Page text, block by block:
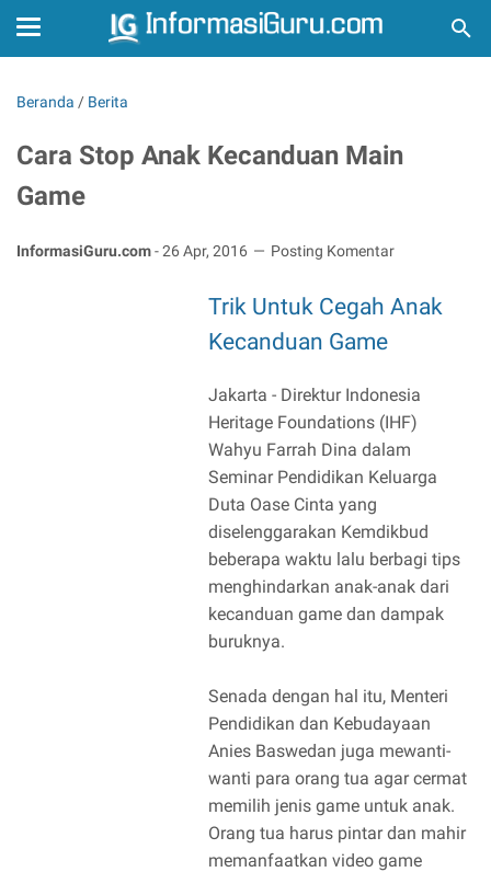
Beranda / Berita
Cara Stop Anak Kecanduan Main
Game
InformasiGuru.com-26 Apr, 2016 Posting Komentar
Trik Untuk Cegah Anak
Kecanduan Game
Jakarta - Direktur Indonesia
Heritage Foundations (IHF)
Wahyu Farrah Dina dalam
Seminar Pendidikan Keluarga
Duta Oase Cinta yang
diselenggarakan Kemdikbud
beberapa waktu lalu berbagi tips
menghindarkan anak-anak dari
kecanduan game dan dampak
buruknya.
Senada dengan hal itu, Menteri
Pendidikan dan Kebudayaan
Anies Baswedan juga mewanti-
wanti para orang tua agar cermat
memilih jenis game untuk anak.‎
Orang tua harus pintar dan mahir
memanfaatkan video game